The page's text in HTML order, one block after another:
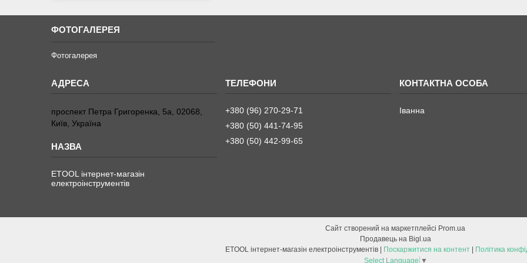
ФОТОГАЛЕРЕЯ
Фотогалерея
проспект Петра Григоренка, 5а, 02068,
Київ, Україна
ETOOL інтернет-магазін
електроінструментів
+380 (96) 270-29-71
+380 (50) 441-74-95
+380 (50) 442-99-65
Іванна
Сайт створений на маркетплейсі Prom.ua
Продавець на Bigl.ua
Поскаржитися на контент
Політика
Select Language ▼